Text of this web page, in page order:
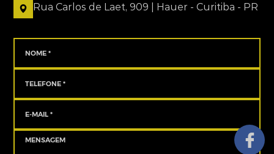
Rua Carlos de Laet, 909 | Hauer - Curitiba - PR